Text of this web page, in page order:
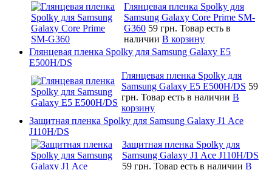
Глянцевая пленка Spolky для
Samsung Galaxy Core Prime SM-
G360 59 грн. Товар есть в
наличии В корзину
Глянцевая пленка Spolky для Samsung Galaxy E5
E500H/DS
Глянцевая пленка Spolky для
Samsung Galaxy E5 E500H/DS 59
грн. Товар есть в наличии В
корзину
Защитная пленка Spolky для Samsung Galaxy J1 Ace
J110H/DS
Защитная пленка Spolky для
Samsung Galaxy J1 Ace J110H/DS
59 грн. Товар есть в наличии В